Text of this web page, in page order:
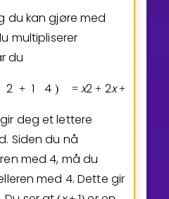
du kan gjøre med
multipliserer
du
2 + 1 4 ) = x2 + 2x +
deg et lettere
Siden du nå
med 4, må du
med 4. Dette gir